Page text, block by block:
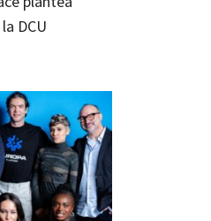
DCU